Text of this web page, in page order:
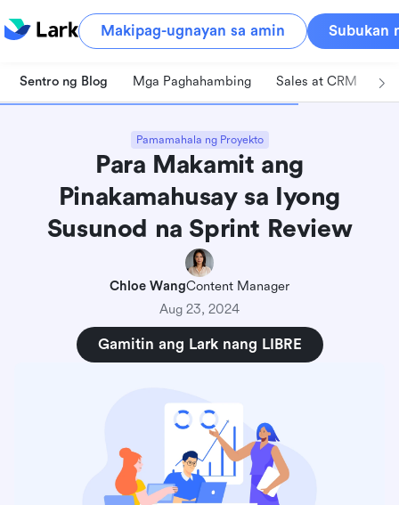
Makipag-ugnayan sa amin Subukan
Sentro ng Blog Mga Paghahambing Sales at CRM
Pamamahala ng Proyekto
Para Makamit ang
Pinakamahusay sa Iyong
Susunod na Sprint Review
Chloe WangContent Manager
Aug 23, 2024
Gamitin ang Lark nang LIBRE